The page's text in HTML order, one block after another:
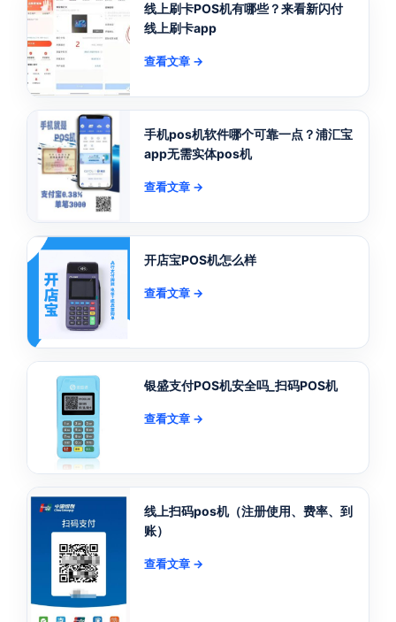
线上刷卡POS机有哪些？来看新闪付
线上刷卡app
查看文章 →
手机pos机软件哪个可靠一点？浦汇宝
app无需实体pos机
查看文章 →
开店宝POS机怎么样
查看文章 →
银盛支付POS机安全吗_扫码POS机
查看文章 →
线上扫码pos机（注册使用、费率、到
账）
查看文章 →